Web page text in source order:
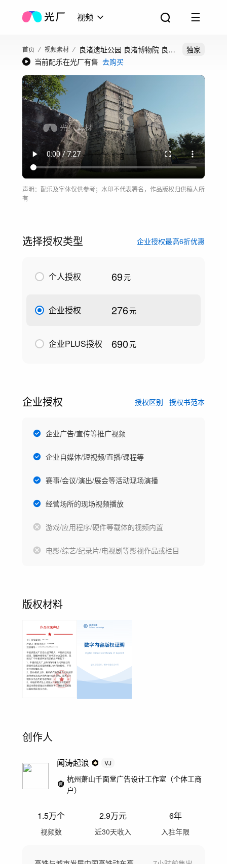
视频
首页 视频素材
良渚遗址公园 良渚博物院 良渚
文化
独家
当前配乐在光厂有售 去购买
声明：配乐及字体仅供参考；水印不代表署名，作品版权归供稿人所
有
选择授权类型 企业授权最高6折优惠
个人授权 69元
企业授权 276元
企业PLUS授权 690元
企业授权 授权区别 授权书范本
企业广告/宣传等推广视频
企业自媒体/短视频/直播/课程等
赛事/会议/演出/展会等活动现场演播
经营场所的现场视频播放
游戏/应用程序/硬件等载体的视频内置
电影/综艺/纪录片/电视剧等影视作品或栏目
版权材料
创作人
闻涛起浪 VJ
杭州萧山千面堂广告设计工作室（个体工商
户）
1.5万个
视频数
2.9万元
近30天收入
6年
入驻年限